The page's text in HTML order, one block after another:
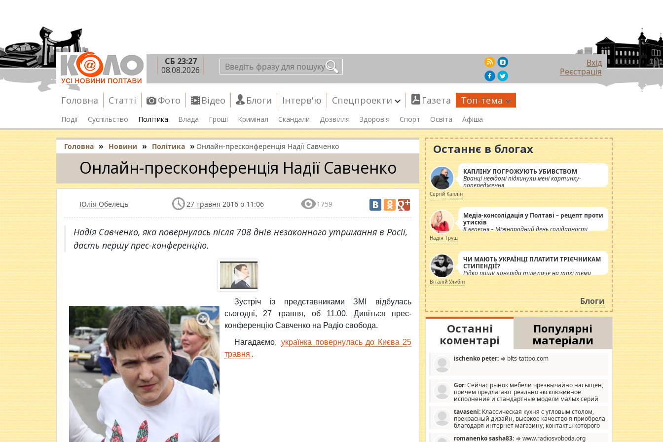
СБ 23:27
08.08.2026
Вхід
Реєстрація
Головна Статті Фото Відео Блоги Інтерв'ю Спецпроекти Газета Топ-тема
Події Суспільство Політика Влада Гроші Кримінал Скандали Дозвілля Здоров'я Спорт Освіта Афіша
Головна » Новини » Політика » Онлайн-пресконференція Надії Савченко
Онлайн-пресконференція Надії Савченко
Юлія Обелець 27 травня 2016 о 11:06 1759
Надія Савченко, яка повернулась після 708 днів незаконного утримання в Росії,
дасть першу прес-конференцію.
Зустріч із представниками ЗМІ відбулась
сьогодні, 27 травня, об 11.00. Дивіться прес-
конференцію Савченко на Радіо свобода.
Нагадаємо,
українка повернулась до Києва 25
травня .
Останнє в блогах
КАПЛІНУ ПОГРОЖУЮТЬ УБИВСТВОМ
Вранці невідомі підкинули мені картинку-
попередження
Сергій Каплін
Медіа-консолідація у Полтаві – рецепт проти
утисків
8 вересня – Міжнародний день солідарності
журналістів.
Надія Труш
ЧИ МАЮТЬ УКРАЇНЦІ ПЛАТИТИ ТРІЄЧНИКАМ
СТИПЕНДІЇ?
Рідко пишу лонгріди тим паче на такі теми,
але вже просто дістало! Обурюють сьогоднішні
інсенуації навколо стипендіального питання.
Штучно роздувається ще одна соціальна
катастрофа.
Віталій Улибін
Блоги
Останні
коментарі
Популярні
матеріали
ischenko peter: ⇒ blts-tattoo.com
Gor:Сейчас рынок мебели чрезвычайно насыщен,
причем предлагают реально эксклюзивное
исполнение и стандартные модели малых серий
дизайну, мало походит на стандартные формы, в MebelOk,
креативненько и что главное - со вкусом все в порядке,
без ненужных наворотов удорожающих мебель, а это не
tavaseni: Классическая кухня с угловым столом,
прекрасный дизайн, высокое качество я приобрела
благодаря интернет магазину, контакты которого
romanenko sasha83: ⇒ www.radiosvoboda.org